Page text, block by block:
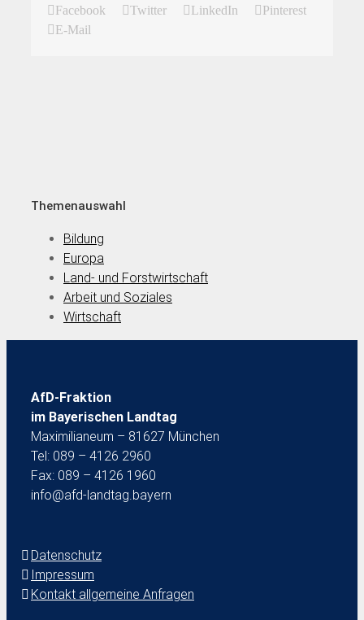
Facebook Twitter LinkedIn
Pinterest
E-Mail
Themenauswahl
Bildung
Europa
Land- und Forstwirtschaft
Arbeit und Soziales
Wirtschaft
AfD-Fraktion
im Bayerischen Landtag
Maximilianeum – 81627 München
Tel: 089 – 4126 2960
Fax: 089 – 4126 1960
info@afd-landtag.bayern
Datenschutz
Impressum
Kontakt allgemeine Anfragen